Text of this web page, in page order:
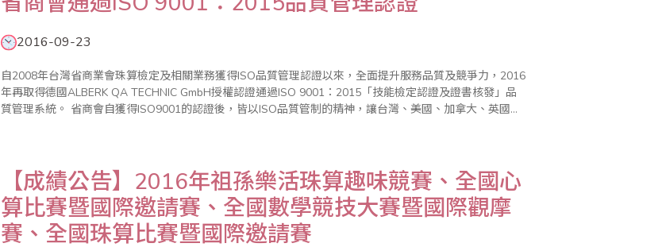
2016-09-23
自2008年台灣省商業會珠算檢定及相關業務獲得ISO品質管理認證以來，全面提升服務品質及競爭力，2016
年再取得德國ALBERK QA TECHNIC GmbH授權認證通過ISO 9001：2015「技能檢定認證及證書核發」品
質管理系統。 省商會自獲得ISO9001的認證後，皆以ISO品質管制的精神，讓台灣、美國、加拿大、英國、
【成績公告】2016年祖孫樂活珠算趣味競賽、全國心
算比賽暨國際邀請賽、全國數學競技大賽暨國際觀摩
賽、全國珠算比賽暨國際邀請賽